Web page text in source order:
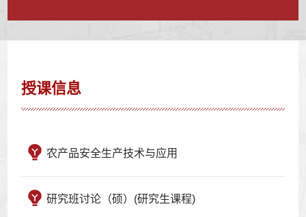
授课信息
农产品安全生产技术与应用
研究班讨论（硕）(研究生课程)